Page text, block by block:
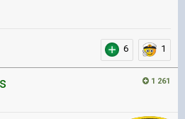
6 1
1 261